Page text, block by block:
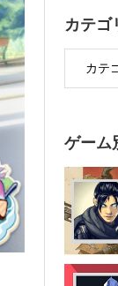
カテゴ
ゲーム